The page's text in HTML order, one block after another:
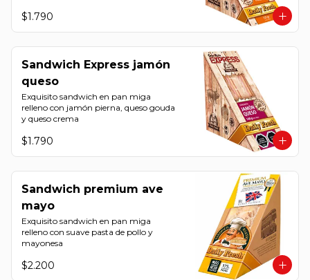
$1.790
Sandwich Express jamón
queso
Exquisito sandwich en pan miga
relleno con jamón pierna, queso gouda
y queso crema
$1.790
Sandwich premium ave
mayo
Exquisito sandwich en pan miga
relleno con suave pasta de pollo y
mayonesa
$2.200